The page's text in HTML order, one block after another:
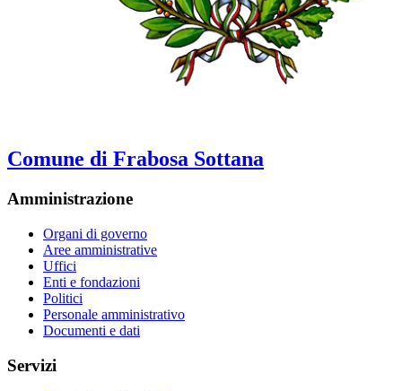
Comune di Frabosa Sottana
Amministrazione
Organi di governo
Aree amministrative
Uffici
Enti e fondazioni
Politici
Personale amministrativo
Documenti e dati
Servizi